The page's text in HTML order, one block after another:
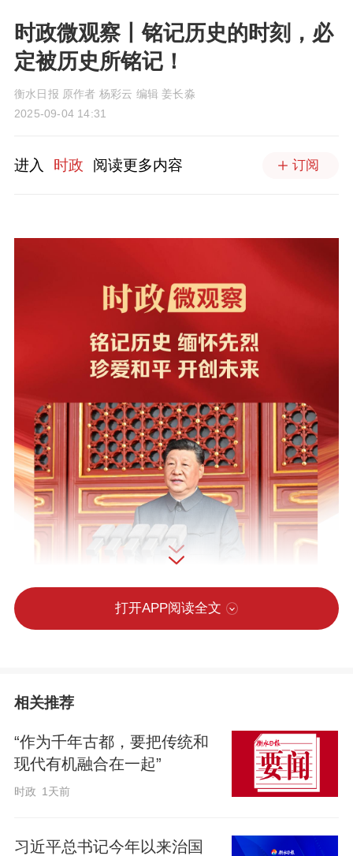
时政微观察丨铭记历史的时刻，必
定被历史所铭记！
衡水日报 原作者 杨彩云 编辑 姜长淼
2025-09-04 14:31
进入 时政 阅读更多内容 订阅
打开APP阅读全文
相关推荐
“作为千年古都，要把传统和
现代有机融合在一起”
时政 1天前
习近平总书记今年以来治国